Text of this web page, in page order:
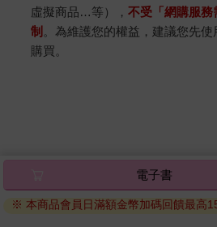
虛擬商品…等），不受「網購服
制 。為維護您的權益，建議您先
購買。
電子書
※ 本商品會員日滿額金幣加碼回饋最高